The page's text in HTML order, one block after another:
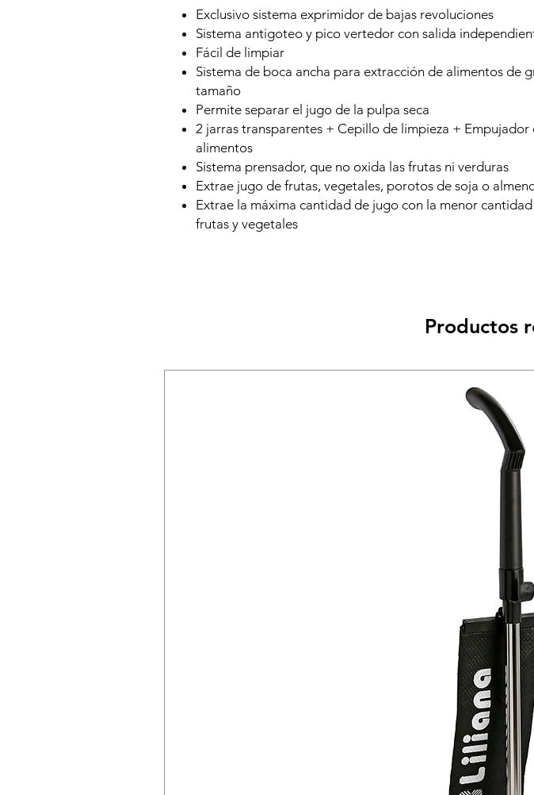
Exclusivo sistema exprimidor de bajas revoluciones
Sistema antigoteo y pico vertedor con salida
Fácil de limpiar
Sistema de boca ancha para extracción de alimentos de
tamaño
Permite separar el jugo de la pulpa seca
2 jarras transparentes + Cepillo de limpieza + Empujador
alimentos
Sistema prensador, que no oxida las frutas ni verduras
Extrae jugo de frutas, vegetales, porotos de soja o
Extrae la máxima cantidad de jugo con la menor
frutas y vegetales
Productos